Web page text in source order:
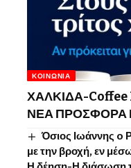
ΚΟΙΝΩΝΊΑ
ΧΑΛΚΙΔΑ-
ΝΕΑ ΠΡΟΣΦΟΡΑ
Όσιος Ιωάννης o
με την βροχή, εν